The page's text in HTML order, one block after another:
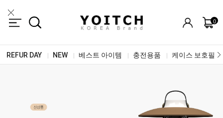
0
REFUR DAY NEW 베스트 아이템 충전용품 케이스 보호필름